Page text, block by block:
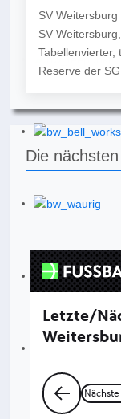
SV
SV
Tabellenvierter,
Reserve der
Die